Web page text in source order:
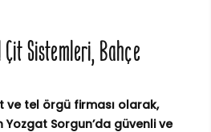
Çit Sistemleri, Bahçe
ve tel örgü firması olarak,
Yozgat Sorgun’da güvenli ve